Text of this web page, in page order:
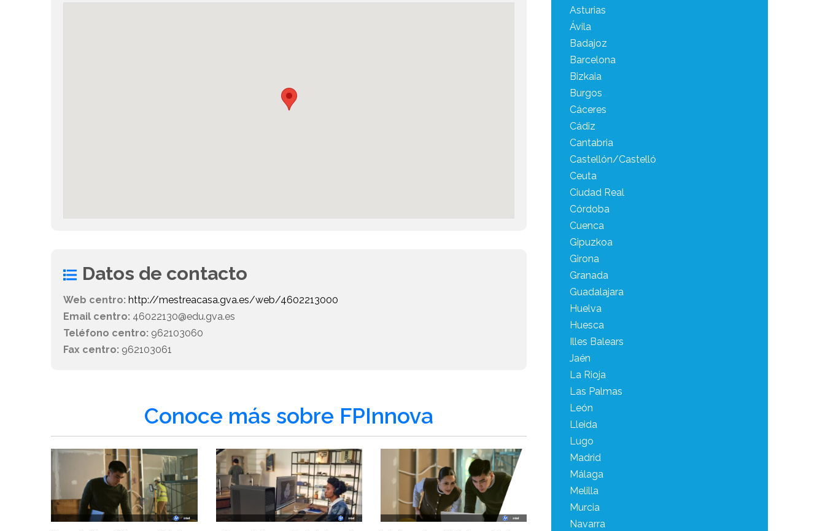
Datos de contacto
Web centro: http://mestreacasa.gva.es/web/4602213000
Email centro: 46022130@edu.gva.es
Teléfono centro: 962103060
Fax centro: 962103061
Conoce más sobre FPInnova
Asturias
Ávila
Badajoz
Barcelona
Bizkaia
Burgos
Cáceres
Cádiz
Cantabria
Castellón/Castelló
Ceuta
Ciudad Real
Córdoba
Cuenca
Gipuzkoa
Girona
Granada
Guadalajara
Huelva
Huesca
Illes Balears
Jaén
La Rioja
Las Palmas
León
Lleida
Lugo
Madrid
Málaga
Melilla
Murcia
Navarra